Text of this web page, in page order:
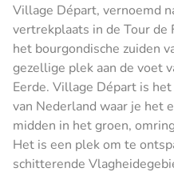
Village Départ, vernoemd
vertrekplaats in de Tour de
het bourgondische zuiden
gezellige plek aan de voet
Eerde. Village Départ is
van Nederland waar je het
midden in het groen,
Het is een plek om te
schitterende